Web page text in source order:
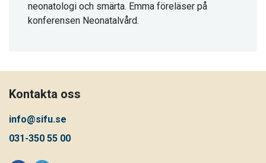
neonatologi och smärta. Emma föreläser på
konferensen Neonatalvård.
Kontakta oss
info@sifu.se
031-350 55 00